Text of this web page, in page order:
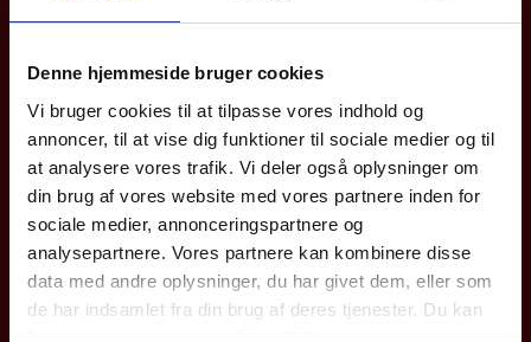
Denne hjemmeside bruger cookies
Vi bruger cookies til at tilpasse vores indhold og
annoncer, til at vise dig funktioner til sociale medier og til
at analysere vores trafik. Vi deler også oplysninger om
din brug af vores website med vores partnere inden for
sociale medier, annonceringspartnere og
analysepartnere. Vores partnere kan kombinere disse
data med andre oplysninger, du har givet dem, eller som
de har indsamlet fra din brug af deres tjenester. Du kan
læse mere om vorescookiepolitik.